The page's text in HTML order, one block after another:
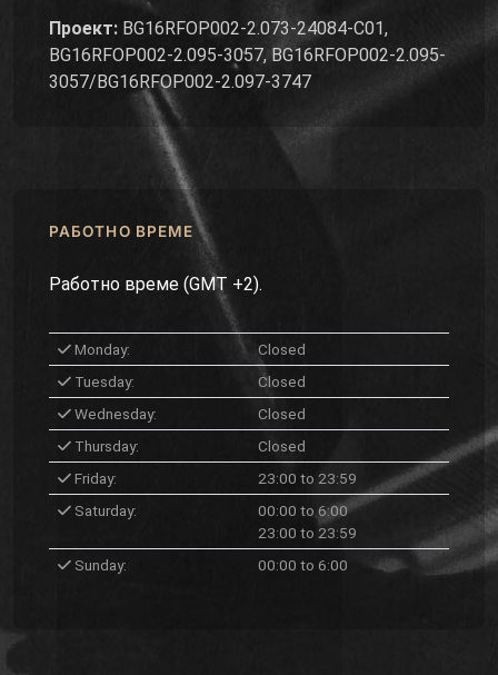
Проект: BG16RFOP002-2.073-24084-C01,
BG16RFOP002-2.095-3057, BG16RFOP002-2.095-
3057/BG16RFOP002-2.097-3747
РАБОТНО ВРЕМЕ
Работно време (GMT +2).
Monday:
Closed
Tuesday:
Closed
Wednesday:
Closed
Thursday:
Closed
Friday:
23:00 to 23:59
Saturday:
00:00 to 6:00
23:00 to 23:59
Sunday:
00:00 to 6:00